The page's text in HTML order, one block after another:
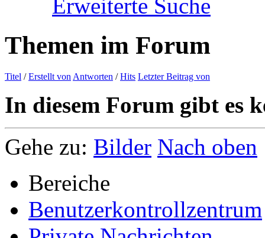
Erweiterte Suche
Themen im Forum
Titel /Erstellt von Antworten /Hits Letzter Beitrag von
In diesem Forum gibt es
Gehe zu: Bilder Nach oben
Bereiche
Benutzerkontrollzentrum